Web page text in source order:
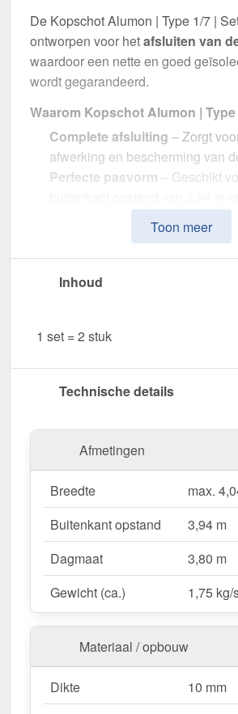
De Kopschot Alumon | Type 1/7 |
ontworpen voor hetafsluiten van
waardoor een nette en goed
wordt gegarandeerd.
Waarom Kopschot Alumon | Type
Complete afsluiting – Zorgt
afwerking en bescherming van
Perfecte pasvorm – Geschikt
Optimale lichtdoorlaat –
ca. 69 % lichtdoorlatendheid.
Duurzaam & weerbestendig
snelle en efficiënte installatie.
Bestel nu Kopschot Alumon |
Voor een complete & duurzame
Wegens maatwerk / customisatie van
Toon meer
Inhoud
1 set = 2 stuk
Technische details
Afmetingen
Breedte
max.
Buitenkant opstand
3,94 m
Dagmaat
3,80 m
Gewicht (ca.)
1,75 kg/
Materiaal / opbouw
Dikte
10 mm